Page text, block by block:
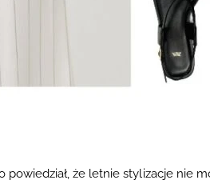
że letnie stylizacje nie